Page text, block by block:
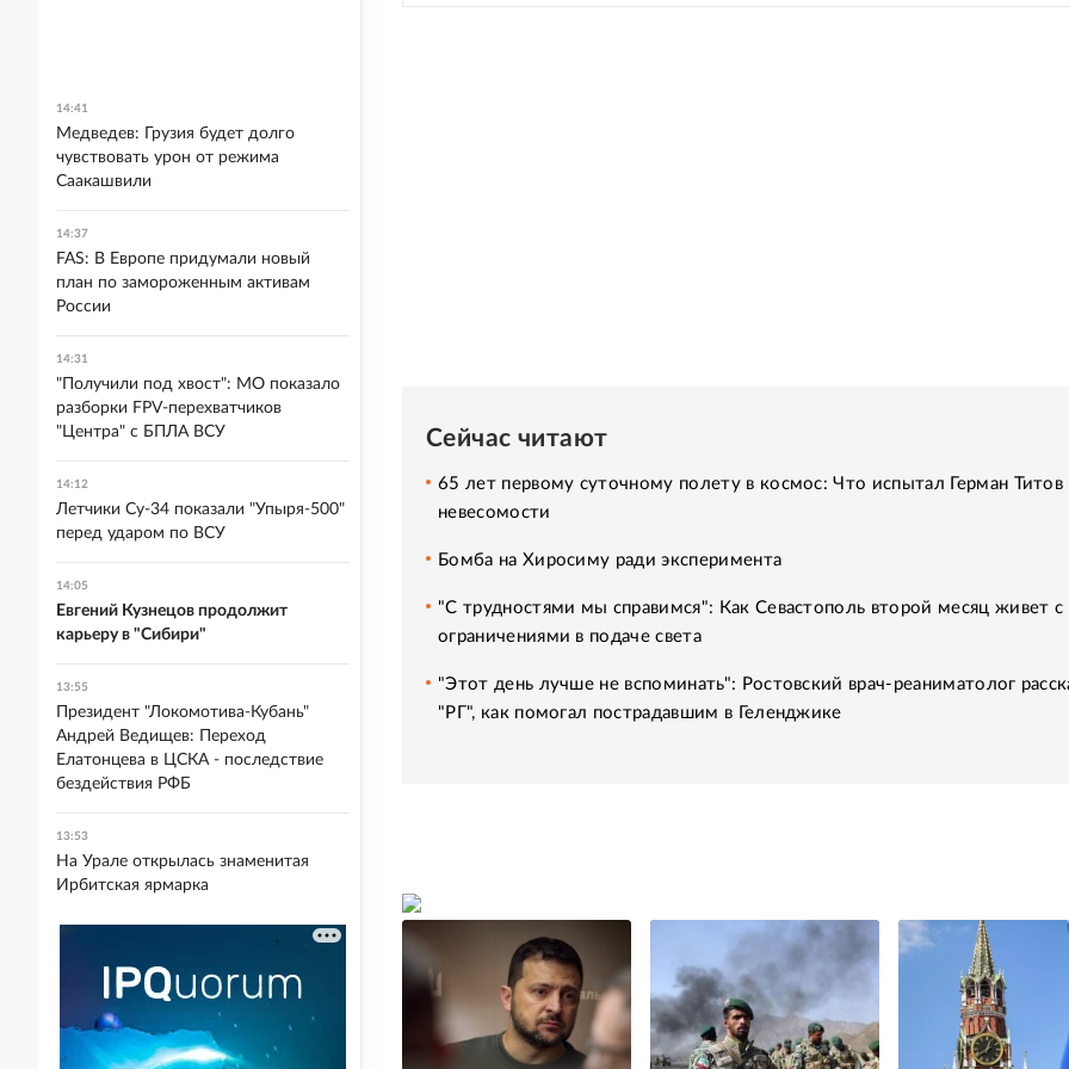
Сейчас читают
65 лет первому суточному полету в космос: Что испытал Герман Титов
невесомости
Бомба на Хиросиму ради эксперимента
"С трудностями мы справимся": Как Севастополь второй месяц живет с
ограничениями в подаче света
"Этот день лучше не вспоминать": Ростовский врач-реаниматолог
"РГ", как помогал пострадавшим в Геленджике
14:41
Медведев: Грузия будет долго
чувствовать урон от режима
Саакашвили
14:37
FAS: В Европе придумали новый
план по замороженным активам
России
14:31
"Получили под хвост": МО показало
разборки FPV-перехватчиков
"Центра" с БПЛА ВСУ
14:12
Летчики Су-34 показали "Упыря-500"
перед ударом по ВСУ
14:05
Евгений Кузнецов продолжит
карьеру в "Сибири"
13:55
Президент "Локомотива-Кубань"
Андрей Ведищев: Переход
Елатонцева в ЦСКА - последствие
бездействия РФБ
13:53
На Урале открылась знаменитая
Ирбитская ярмарка